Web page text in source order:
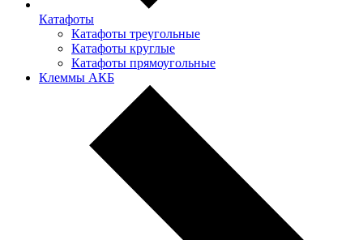
Катафоты
Катафоты треугольные
Катафоты круглые
Катафоты прямоугольные
Клеммы АКБ